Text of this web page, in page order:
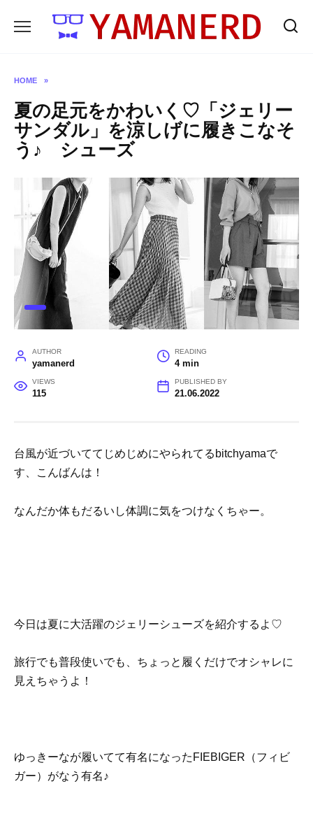
HOME »
夏の足元をかわいく♡「ジェリー
サンダル」を涼しげに履きこなそ
う♪ シューズ
AUTHOR
yamanerd
READING
4 min
VIEWS
115
PUBLISHED BY
21.06.2022
台風が近づいててじめじめにやられてるbitchyamaで
す、こんばんは！
なんだか体もだるいし体調に気をつけなくちゃー。
今日は夏に大活躍のジェリーシューズを紹介するよ♡
旅行でも普段使いでも、ちょっと履くだけでオシャレに
見えちゃうよ！
ゆっきーなが履いてて有名になったFIEBIGER（フィビ
ガー）がなう有名♪